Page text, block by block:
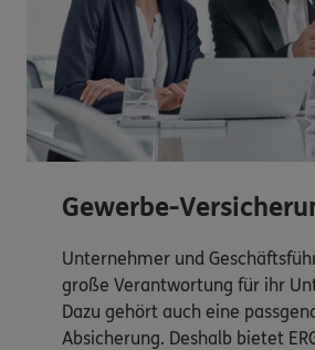
Gewerbe-
Unternehmer und
große Verantwortung für ihr
Dazu gehört auch eine
Absicherung. Deshalb bietet